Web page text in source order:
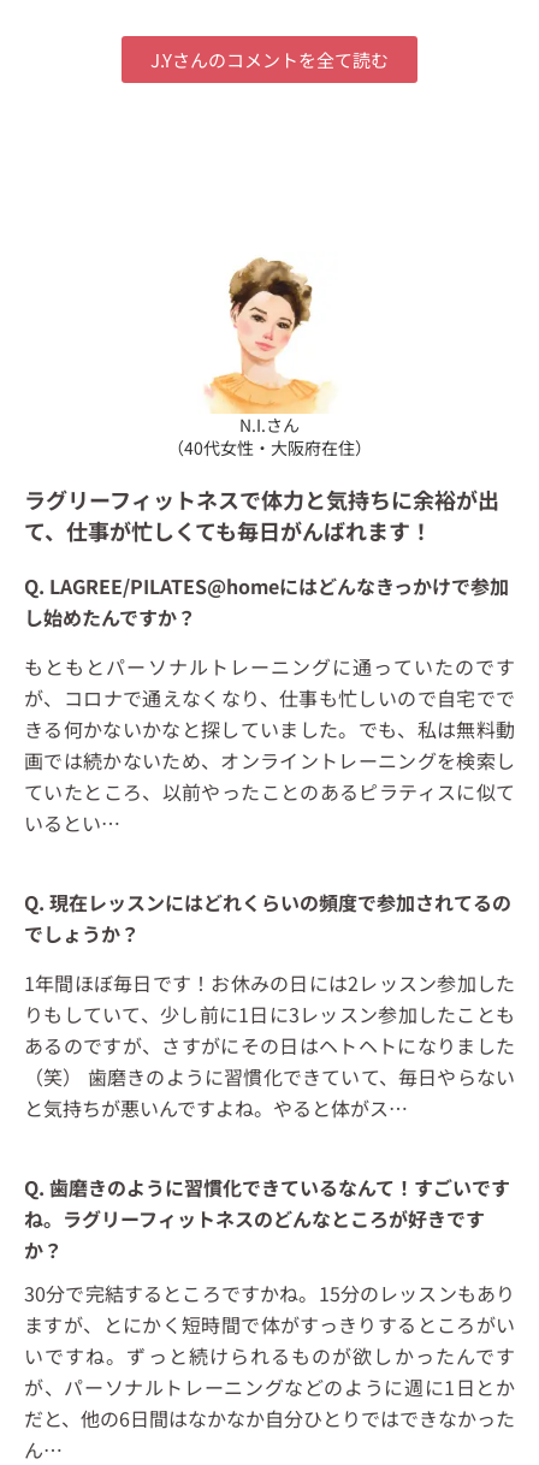
J.Yさんのコメントを全て読む
N.I.さん
（40代女性・大阪府在住）
ラグリーフィットネスで体力と気持ちに余裕が出
て、仕事が忙しくても毎日がんばれます！
Q. LAGREE/PILATES@homeにはどんなきっかけで参加
し始めたんですか？
もともとパーソナルトレーニングに通っていたのです
が、コロナで通えなくなり、仕事も忙しいので自宅でで
きる何かないかなと探していました。でも、私は無料動
画では続かないため、オンライントレーニングを検索し
ていたところ、以前やったことのあるピラティスに似て
いるとい…
Q. 現在レッスンにはどれくらいの頻度で参加されてるの
でしょうか？
1年間ほぼ毎日です！お休みの日には2レッスン参加した
りもしていて、少し前に1日に3レッスン参加したことも
あるのですが、さすがにその日はヘトヘトになりました
（笑） 歯磨きのように習慣化できていて、毎日やらない
と気持ちが悪いんですよね。やると体がス…
Q. 歯磨きのように習慣化できているなんて！すごいです
ね。ラグリーフィットネスのどんなところが好きです
か？
30分で完結するところですかね。15分のレッスンもあり
ますが、とにかく短時間で体がすっきりするところがい
いですね。ずっと続けられるものが欲しかったんです
が、パーソナルトレーニングなどのように週に1日とか
だと、他の6日間はなかなか自分ひとりではできなかった
ん…